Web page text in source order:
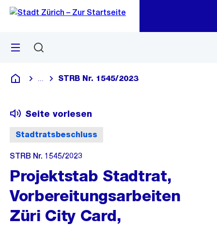
Navigation
Sprunglink
Menü
Deutsch
Blende alle Breadcrumbs ein
STRB Nr. 1545/2023
Stadtratsbeschluss
Seite vorlesen
STRB Nr. 1545/2023
Projektstab Stadtrat,
Vorbereitungsarbeiten
Züri City Card,